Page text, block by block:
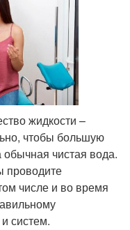
жидкости –
чтобы большую
обычная чистая вода.
проводите
числе и во время
систем.